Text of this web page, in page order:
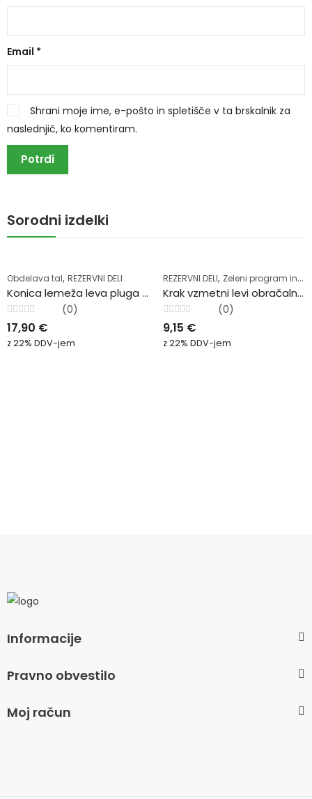
Email *
Shrani moje ime, e-pošto in spletišče v ta brskalnik za
naslednjič, ko komentiram.
Sorodni izdelki
Obdelava tal, REZERVNI DELI
Konica lemeža leva pluga Pottinger
Ocenjeno
0
od
5
(0)
17,90 €
z 22% DDV-jem
REZERVNI DELI, Zeleni program in krmljenje
Krak vzmetni levi obračalnika Kuhn
Ocenjeno
0
od
5
(0)
9,15 €
z 22% DDV-jem
Informacije
Pravno obvestilo
Moj račun